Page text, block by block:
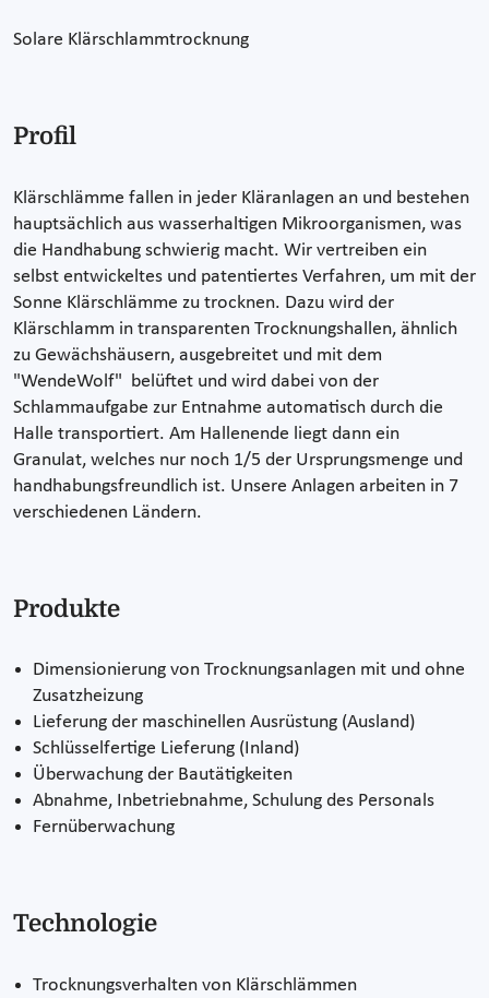
Solare Klärschlammtrocknung
Profil
Klärschlämme fallen in jeder Kläranlagen an und bestehen
hauptsächlich aus wasserhaltigen Mikroorganismen, was
die Handhabung schwierig macht. Wir vertreiben ein
selbst entwickeltes und patentiertes Verfahren, um mit der
Sonne Klärschlämme zu trocknen. Dazu wird der
Klärschlamm in transparenten Trocknungshallen, ähnlich
zu Gewächshäusern, ausgebreitet und mit dem
"WendeWolf" belüftet und wird dabei von der
Schlammaufgabe zur Entnahme automatisch durch die
Halle transportiert. Am Hallenende liegt dann ein
Granulat, welches nur noch 1/5 der Ursprungsmenge und
handhabungsfreundlich ist. Unsere Anlagen arbeiten in 7
verschiedenen Ländern.
Produkte
Dimensionierung von Trocknungsanlagen mit und ohne
Zusatzheizung
Lieferung der maschinellen Ausrüstung (Ausland)
Schlüsselfertige Lieferung (Inland)
Überwachung der Bautätigkeiten
Abnahme, Inbetriebnahme, Schulung des Personals
Fernüberwachung
Technologie
Trocknungsverhalten von Klärschlämmen